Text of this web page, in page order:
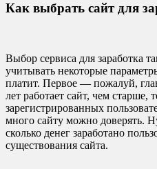
Как выбрать сайт для
Выбор сервиса для заработка
учитывать некоторые
платит. Первое — пожалуй,
лет работает сайт, чем старше,
зарегистрированных
много сайту можно доверять.
сколько денег заработано
существования сайта.